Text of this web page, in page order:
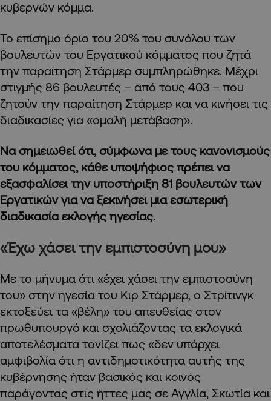
κυβερνών κόμμα.
Το επίσημο όριο του 20% του συνόλου των
βουλευτών του Εργατικού κόμματος που ζητά
την παραίτηση Στάρμερ συμπληρώθηκε. Μέχρι
στιγμής 86 βουλευτές – από τους 403 – που
ζητούν την παραίτηση Στάρμερ και να κινήσει τις
διαδικασίες για «ομαλή μετάβαση».
Να σημειωθεί ότι, σύμφωνα με τους κανονισμούς
του κόμματος, κάθε υποψήφιος πρέπει να
εξασφαλίσει την υποστήριξη 81 βουλευτών των
Εργατικών για να ξεκινήσει μια εσωτερική
διαδικασία εκλογής ηγεσίας.
«Έχω χάσει την εμπιστοσύνη μου»
Με το μήνυμα ότι «έχει χάσει την εμπιστοσύνη
του» στην ηγεσία του Κιρ Στάρμερ, ο Στρίτινγκ
εκτοξεύει τα «βέλη» του απευθείας στον
πρωθυπουργό και σχολιάζοντας τα εκλογικά
αποτελέσματα τονίζει πως «δεν υπάρχει
αμφιβολία ότι η αντιδημοτικότητα αυτής της
κυβέρνησης ήταν βασικός και κοινός
παράγοντας στις ήττες μας σε Αγγλία, Σκωτία και